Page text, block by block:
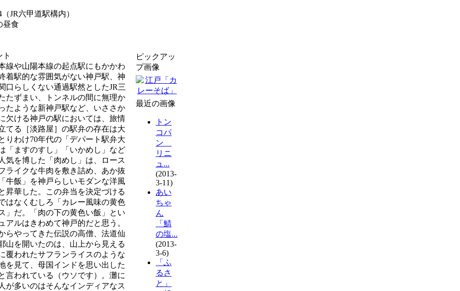
JR六甲道駅構内）
昼食
ト
線や山陽本線の起点駅にもかかわ
着駅的な雰囲気がない神戸駅、神
口らしくない通過駅然としたJR三
たずまい、トンネルの間に無理か
たような新神戸駅など、いささか
欠ける神戸の駅においては、旅情
てる［淡路屋］の駅弁の存在は大
りわけ70年代の「デパート駅弁大
「ますのすし」「いかめし」など
気を博した「肉めし」は、ロース
ライクな牛肉を敷き詰め、あか抜
牛飯」を神戸らしいモダンな洋風
昇華した。この弁当を決定づける
はなくむしろ「カレー風味の黄色
」だ。「肉の下の黄色い飯」とい
アルはきわめて神戸的だと思う。
らやってきた伝説の高僧、法道仙
山を開いたのは、山上から見える
覆われたサフランライスのような
を見て、母国インドを思い出した
言われている（ウソです）。灘に
が多いのはそんなインディアなス
ピックアッ
プ画像
最近の画像
トン
コパ
ン
リニ
ュ...
(2013-
3-11)
あい
ちゃ
ん
「鯖
の塩...
(2013-
3-6)
「ふ
るさ
と」